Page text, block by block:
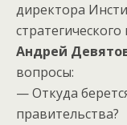
директора
Андрей
вопросы:
— Откуда
правительства?